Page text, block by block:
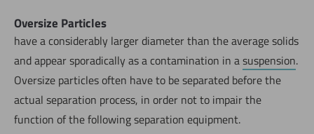
Oversize Particles
have a considerably larger diameter than the average solids
and appear sporadically as a contamination in asuspension.
Oversize particles often have to be separated before the
actual separation process, in order not to impair the
function of the following separation equipment.